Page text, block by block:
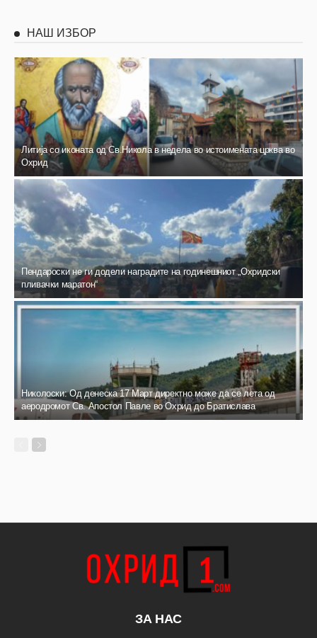
НАШ ИЗБОР
Литија со иконата од Св.Никола в недела во истоимената црква во
Охрид
Пендароски не ги додели наградите на годинешниот „Охридски
пливачки маратон“
Николоски: Од денеска 17 Март директно може да се лета од
аеродромот Св. Апостол Павле во Охрид до Братислава
ЗА НАС